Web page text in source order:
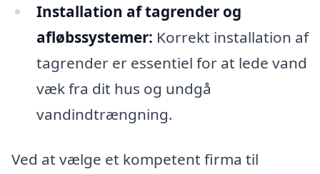
Installation af tagrender og
afløbssystemer: Korrekt installation af
tagrender er essentiel for at lede vand
væk fra dit hus og undgå
vandindtrængning.
Ved at vælge et kompetent firma til